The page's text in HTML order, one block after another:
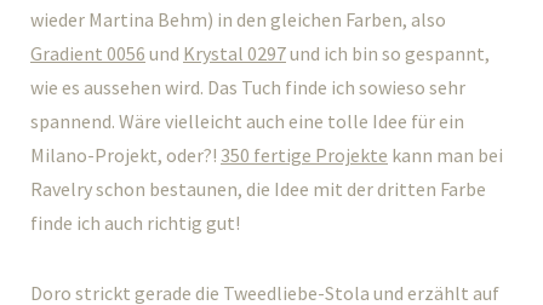
wieder Martina Behm) in den gleichen Farben, also
Gradient 0056 und Krystal 0297und ich bin so gespannt,
wie es aussehen wird. Das Tuch finde ich sowieso sehr
spannend. Wäre vielleicht auch eine tolle Idee für ein
Milano-Projekt, oder?! 350 fertige Projekte kann man bei
Ravelry schon bestaunen, die Idee mit der dritten Farbe
finde ich auch richtig gut!
Doro strickt gerade die Tweedliebe-Stola und erzählt auf